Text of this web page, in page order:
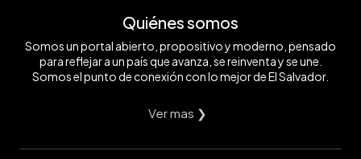
Quiénes somos
Somos un portal abierto, propositivo y moderno, pensado
para reflejar a un país que avanza, se reinventa y se une.
Somos el punto de conexión con lo mejor de El Salvador.
Ver mas ❯